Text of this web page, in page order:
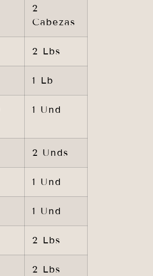
2
Cabezas
2 Lbs
1 Lb
1 Und
2 Unds
1 Und
1 Und
2 Lbs
2 Lbs